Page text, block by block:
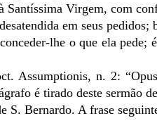
Santíssima Virgem, com
em seus
lhe o que ela pede;
Assumptionis, n. 2:
é tirado deste sermão
S. Bernardo. A frase